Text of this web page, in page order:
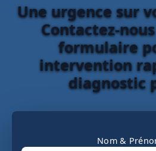
Une urgence sur
Contactez-
formulaire
intervention
diagnostic
Nom &